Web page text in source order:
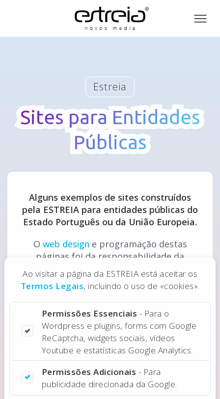
Estreia
Sites para Entidades
Públicas
Sites para Entidades
Públicas
Alguns exemplos de sites construídos
pela ESTREIA para entidades públicas do
Estado Português ou da União Europeia.
O web design e programação destas
páginas foi da responsabilidade da
ESTREIA.
Site Territorial
Agenda 2030
Ao visitar a página da ESTREIA está aceitar os
Termos Legais, incluindo o uso de «cookies».
Permissões Essenciais - Para o
Wordpress e plugins, forms com Google
ReCaptcha, widgets sociais, vídeos
Youtube e estatísticas Google Analytics.
Permissões Adicionais - Para
publicidade direcionada da Google.